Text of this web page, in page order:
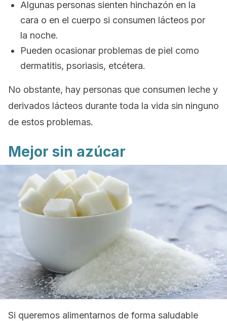
Algunas personas sienten hinchazón en la
cara o en el cuerpo si consumen lácteos por
la noche.
Pueden ocasionar problemas de piel como
dermatitis, psoriasis, etcétera.
No obstante, hay personas que consumen leche y
derivados lácteos durante toda la vida sin ninguno
de estos problemas.
Mejor sin azúcar
Si queremos alimentarnos de forma saludable